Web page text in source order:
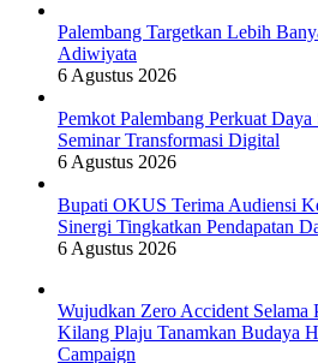
Palembang Targetkan Lebih
Adiwiyata
6 Agustus 2026
Pemkot Palembang Perkuat
Seminar Transformasi Digital
6 Agustus 2026
Bupati OKUS Terima Audiensi
Sinergi Tingkatkan Pendapatan
6 Agustus 2026
Wujudkan Zero Accident Selama
Kilang Plaju Tanamkan Budaya
Campaign